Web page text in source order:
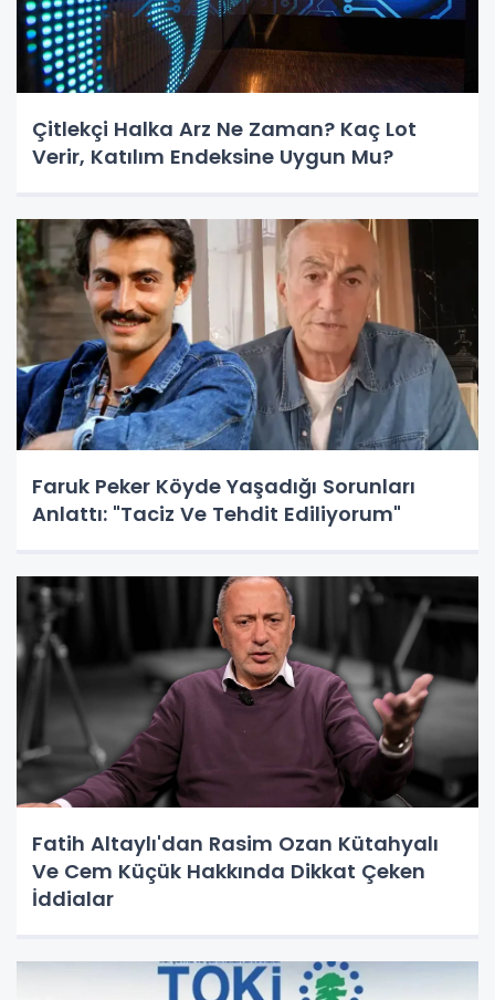
Çitlekçi Halka Arz Ne Zaman? Kaç Lot
Verir, Katılım Endeksine Uygun Mu?
Faruk Peker Köyde Yaşadığı Sorunları
Anlattı: "Taciz Ve Tehdit Ediliyorum"
Fatih Altaylı'dan Rasim Ozan Kütahyalı
Ve Cem Küçük Hakkında Dikkat Çeken
İddialar